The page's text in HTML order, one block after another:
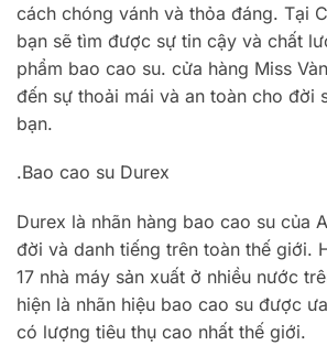
cách chóng vánh và thỏa đáng. Tại
bạn sẽ tìm được sự tin cậy và chất
phẩm bao cao su. cửa hàng Miss
đến sự thoải mái và an toàn cho đời
bạn.
.Bao cao su Durex
Durex là nhãn hàng bao cao su của
đời và danh tiếng trên toàn thế giới.
17 nhà máy sản xuất ở nhiều nước
hiện là nhãn hiệu bao cao su được
có lượng tiêu thụ cao nhất thế giới.